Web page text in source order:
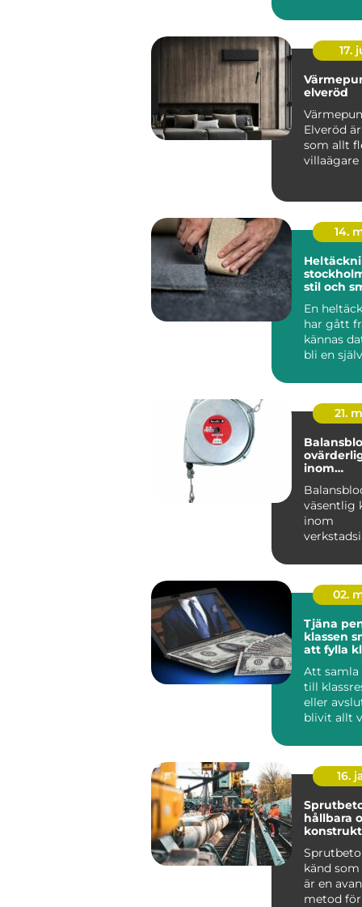
komma
17.
elveröd
Elveröd
som allt
villaägare
14.
stockholm
stil och
En
har gått
kännas
bli en
21.
inom
väsentlig
inom
02.
Tjäna
klassen smarta sätt
att fylla
Att samla
till
eller
blivit allt
16.
hållbara
känd
är en
metod